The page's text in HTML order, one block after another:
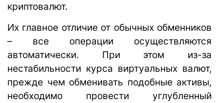
криптовалют.
Их главное отличие от обычных обменников
– все операции осуществляются
автоматически. При этом из-за
нестабильности курса виртуальных валют,
прежде чем обменивать подобные активы,
необходимо провести углубленный